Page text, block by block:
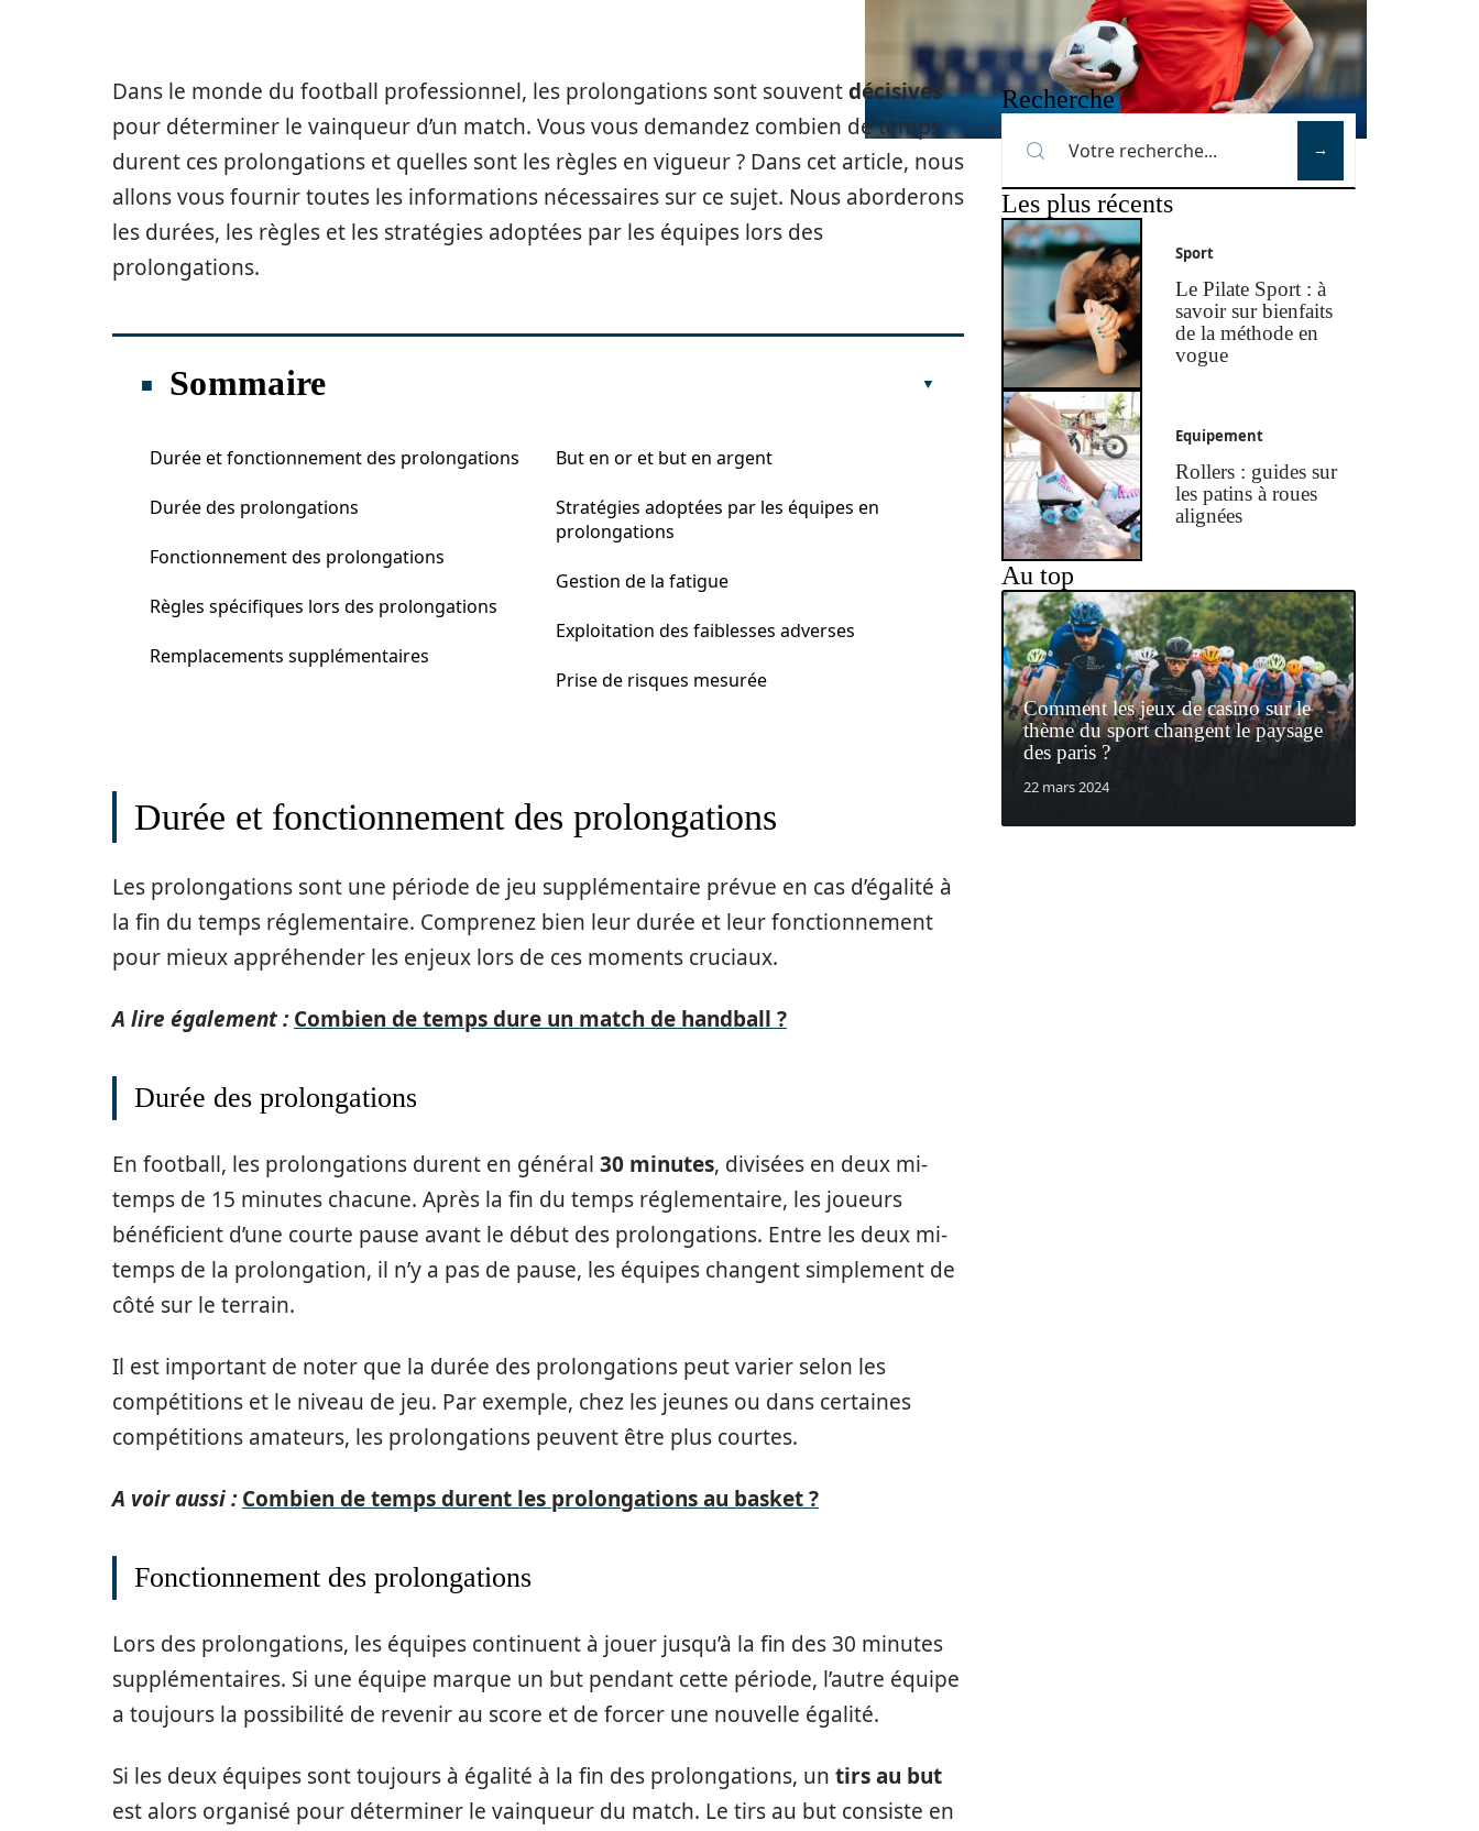
Dans le monde du football professionnel, les prolongations sont souventdécisives
pour déterminer le vainqueur d’un match. Vous vous demandez combien de temps
durent ces prolongations et quelles sont les règles en vigueur ? Dans cet article, nous
allons vous fournir toutes les informations nécessaires sur ce sujet. Nous aborderons
les durées, les règles et les stratégies adoptées par les équipes lors des
prolongations.
Sommaire
Durée et fonctionnement des prolongations
Durée des prolongations
Fonctionnement des prolongations
Règles spécifiques lors des prolongations
Remplacements supplémentaires
But en or et but en argent
Stratégies adoptées par les équipes en
prolongations
Gestion de la fatigue
Exploitation des faiblesses adverses
Prise de risques mesurée
Durée et fonctionnement des prolongations
Les prolongations sont une période de jeu supplémentaire prévue en cas d’égalité à
la fin du temps réglementaire. Comprenez bien leur durée et leur fonctionnement
pour mieux appréhender les enjeux lors de ces moments cruciaux.
A lire également : Combien de temps dure un match de handball ?
Durée des prolongations
En football, les prolongations durent en général 30 minutes, divisées en deux mi-
temps de 15 minutes chacune. Après la fin du temps réglementaire, les joueurs
bénéficient d’une courte pause avant le début des prolongations. Entre les deux mi-
temps de la prolongation, il n’y a pas de pause, les équipes changent simplement de
côté sur le terrain.
Il est important de noter que la durée des prolongations peut varier selon les
compétitions et le niveau de jeu. Par exemple, chez les jeunes ou dans certaines
compétitions amateurs, les prolongations peuvent être plus courtes.
A voir aussi : Combien de temps durent les prolongations au basket ?
Fonctionnement des prolongations
Lors des prolongations, les équipes continuent à jouer jusqu’à la fin des 30 minutes
supplémentaires. Si une équipe marque un but pendant cette période, l’autre équipe
a toujours la possibilité de revenir au score et de forcer une nouvelle égalité.
Si les deux équipes sont toujours à égalité à la fin des prolongations, un tirs au but
est alors organisé pour déterminer le vainqueur du match. Le tirs au but consiste en
Recherche
Les plus récents
Sport
Le Pilate Sport : à
savoir sur bienfaits
de la méthode en
vogue
Equipement
Rollers : guides sur
les patins à roues
alignées
Au top
Comment les jeux de casino sur le
thème du sport changent le paysage
des paris ?
22 mars 2024